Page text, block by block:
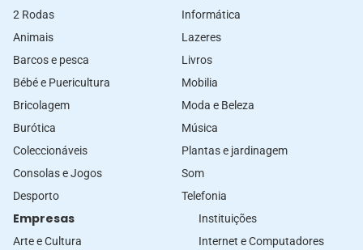
2 Rodas
Animais
Barcos e pesca
Bébé e Puericultura
Bricolagem
Burótica
Coleccionáveis
Consolas e Jogos
Desporto
Informática
Lazeres
Livros
Mobilia
Moda e Beleza
Música
Plantas e jardinagem
Som
Telefonia
Empresas
Arte e Cultura
Instituições
Internet e Computadores